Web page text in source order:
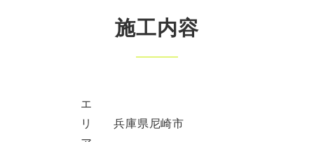
施工内容
エ
リ
兵庫県尼崎市